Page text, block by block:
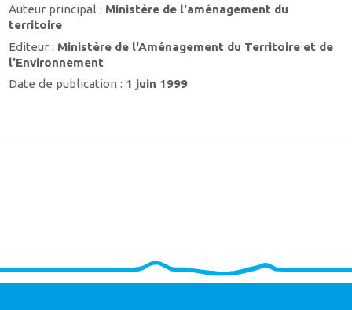
Auteur principal : Ministère de l'aménagement du
territoire
Editeur : Ministère de l'Aménagement du Territoire et de
l'Environnement
Date de publication : 1 juin 1999